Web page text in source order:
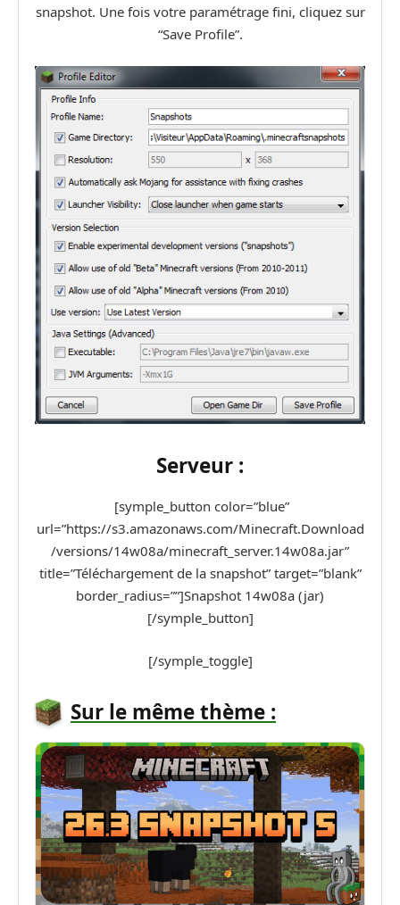
snapshot. Une fois votre paramétrage fini, cliquez sur
“Save Profile”.
Serveur :
[symple_button color=”blue”
url=”https://s3.amazonaws.com/Minecraft.Download
/versions/14w08a/minecraft_server.14w08a.jar”
title=”Téléchargement de la snapshot” target=”blank”
border_radius=””]Snapshot 14w08a (jar)
[/symple_button]
[/symple_toggle]
Sur le même thème :